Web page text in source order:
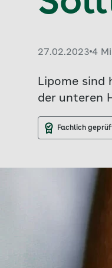
Veröffentlicht
27.02.2023 4
Lipome sind
der unteren
Fachlich